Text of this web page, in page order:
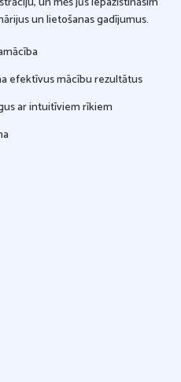
un lietošanas gadījumus.
efektīvus mācību rezultātus
ar intuitīviem rīkiem